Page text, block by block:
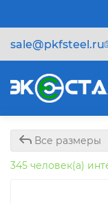
sale@pkfsteel.ru
Все размеры
345 человек(а)